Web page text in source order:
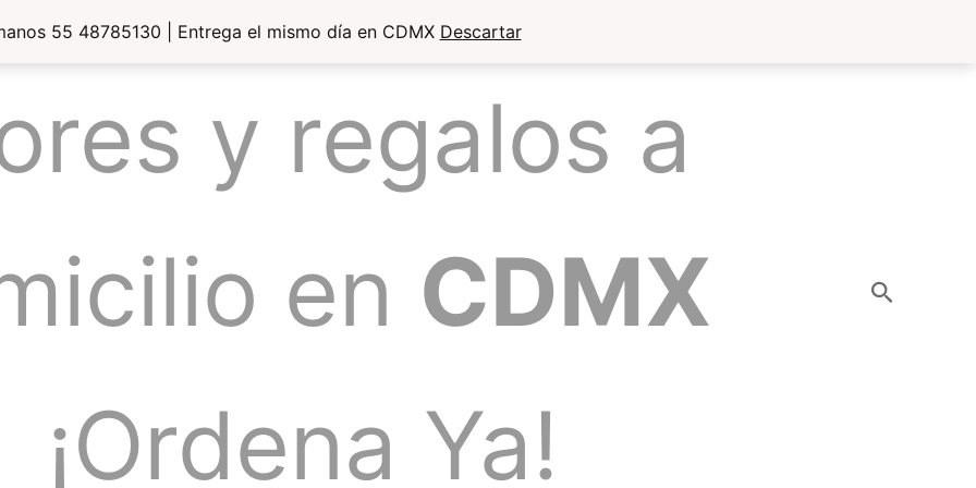
55 48785130 | Entrega el mismo día en CDMX Descartar
y regalos a
en CDMX
¡Ordena Ya!
Buscar